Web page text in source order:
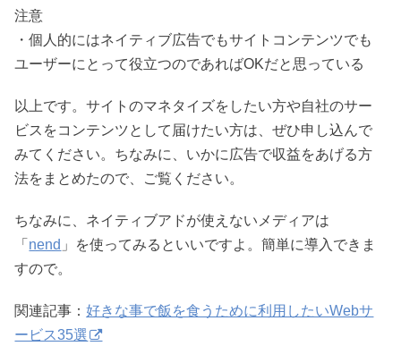
注意
・個人的にはネイティブ広告でもサイトコンテンツでも
ユーザーにとって役立つのであればOKだと思っている
以上です。サイトのマネタイズをしたい方や自社のサー
ビスをコンテンツとして届けたい方は、ぜひ申し込んで
みてください。ちなみに、いかに広告で収益をあげる方
法をまとめたので、ご覧ください。
ちなみに、ネイティブアドが使えないメディアは
「 nend 」を使ってみるといいですよ。簡単に導入できま
すので。
関連記事：好きな事で飯を食うために利用したいWebサ
ービス35選